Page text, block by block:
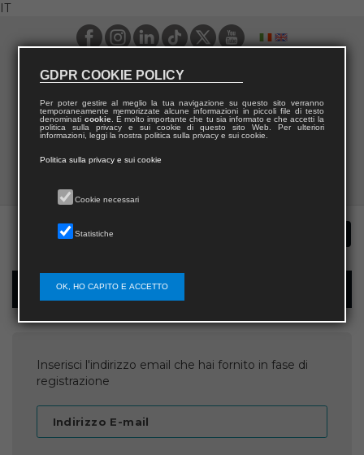
IT
Recupera username
Inserisci l'indirizzo email che hai fornito in fase di
registrazione
Indirizzo E-mail
GDPR COOKIE POLICY
Per poter gestire al meglio la tua navigazione su questo sito verranno
temporaneamente memorizzate alcune informazioni in piccoli file di testo
denominati cookie. È molto importante che tu sia informato e che accetti la
politica sulla privacy e sui cookie di questo sito Web. Per ulteriori
informazioni, leggi la nostra politica sulla privacy e sui cookie.
Politica sulla privacy e sui cookie
Cookie necessari
Statistiche
OK, HO CAPITO E ACCETTO